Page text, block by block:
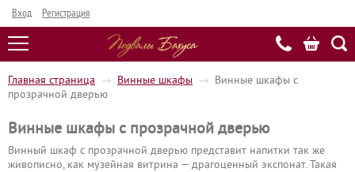
Вход Регистрация
Главная страница → Винные шкафы →
Винные шкафы с
прозрачной дверью
Винные шкафы с прозрачной дверью
Винный шкаф с прозрачной дверью представит напитки так же
живописно, как музейная витрина — драгоценный экспонат. Такая